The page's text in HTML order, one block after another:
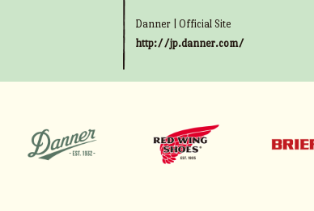
Danner | Official Site
http://jp.danner.com/